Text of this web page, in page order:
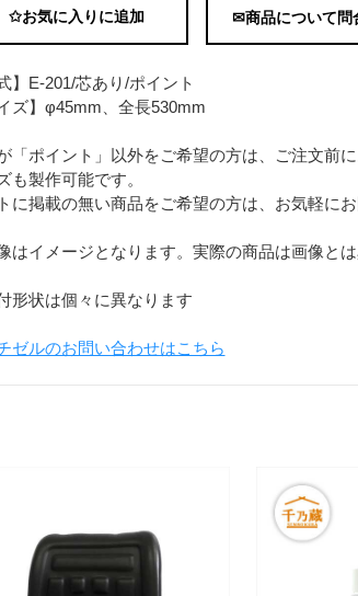
✩お気に入りに追加 ✉商品について問
】E-201/芯あり/ポイント
ズ】φ45mm、全長530mm
「ポイント」以外をご希望の方は、ご注文前
も製作可能です。
に掲載の無い商品をご希望の方は、お気軽にお
はイメージとなります。実際の商品は画像と
形状は個々に異なります
ゼルのお問い合わせはこちら